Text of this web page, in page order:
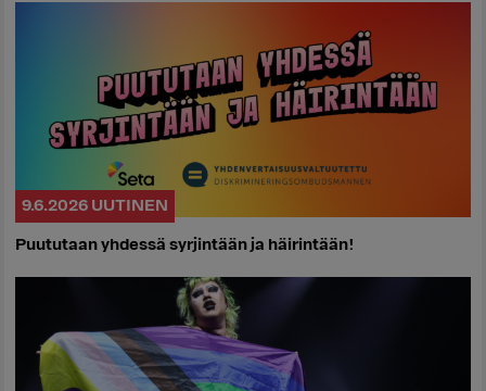
9.6.2026 UUTINEN
Puututaan yhdessä syrjintään ja häirintään!